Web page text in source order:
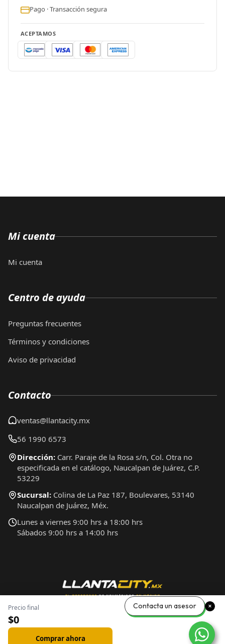
Pago · Transacción segura
ACEPTAMOS
Precio final
$0
Comprar ahora
Mi cuenta
Mi cuenta
Centro de ayuda
Preguntas frecuentes
Términos y condiciones
Aviso de privacidad
Contacto
ventas@llantacity.mx
56 1990 6573
Dirección: Carr. Paraje de la Rosa s/n, Col. Otra no
especificada en el catálogo, Naucalpan de Juárez, C.P.
53229
Sucursal: Colina de La Paz 187, Boulevares, 53140
Naucalpan de Juárez, Méx.
Lunes a viernes 9:00 hrs a 18:00 hrs
Sábados 9:00 hrs a 14:00 hrs
Contacta un asesor